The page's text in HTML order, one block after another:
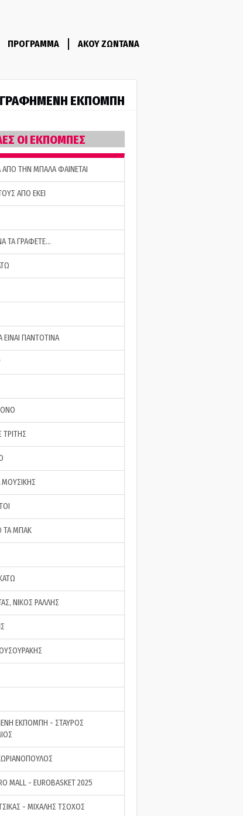
ΠΡΟΓΡΑΜΜΑ ΑΚΟΥ ΖΩΝΤΑΝΑ
ΕΚΠΟΜΠΗ
ΟΙ ΕΚΠΟΜΠΕΣ
ΑΠΟ ΤΗΝ ΜΠΑΛΑ ΦΑΙΝΕΤΑΙ
ΑΠΟ ΕΚΕΙ
ΤΑ ΓΡΑΦΕΤΕ…
ΕΙΝΑΙ ΠΑΝΤΟΤΙΝΑ
ΤΑ ΜΠΑΚ
ΝΙΚΟΣ ΡΑΛΛΗΣ
ΕΚΠΟΜΠΗ - ΣΤΑΥΡΟΣ
MALL - EUROBASKET 2025
- ΜΙΧΑΛΗΣ ΤΣΟΧΟΣ